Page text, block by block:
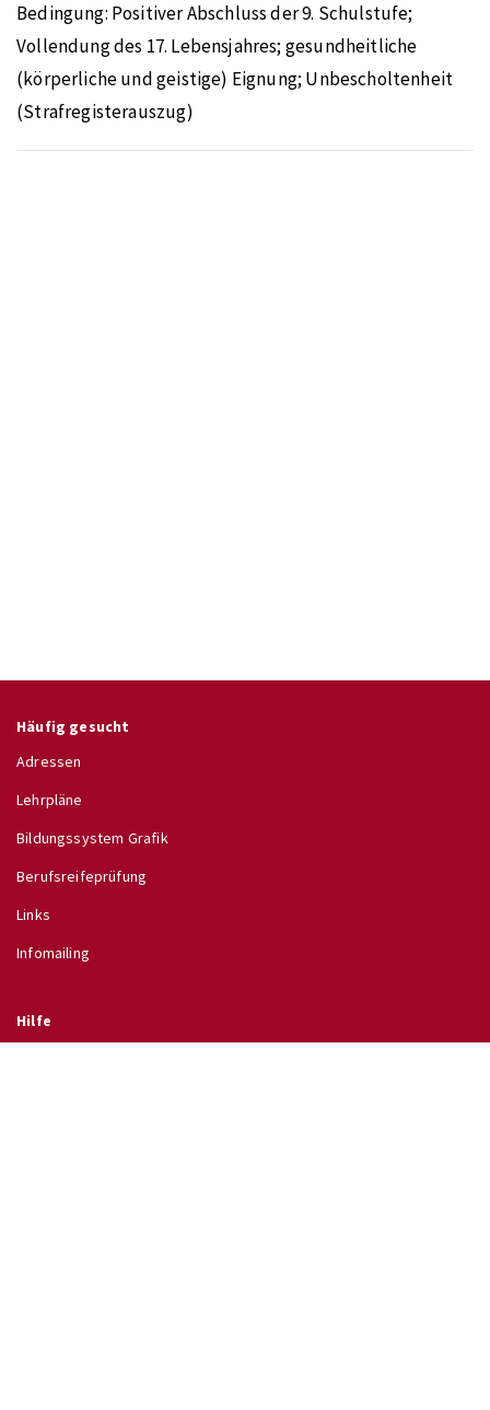
Bedingung: Positiver Abschluss der 9. Schulstufe;
Vollendung des 17. Lebensjahres; gesundheitliche
(körperliche und geistige) Eignung; Unbescholtenheit
(Strafregisterauszug)
Häufig gesucht
Adressen
Lehrpläne
Bildungssystem Grafik
Berufsreifeprüfung
Links
Infomailing
Hilfe